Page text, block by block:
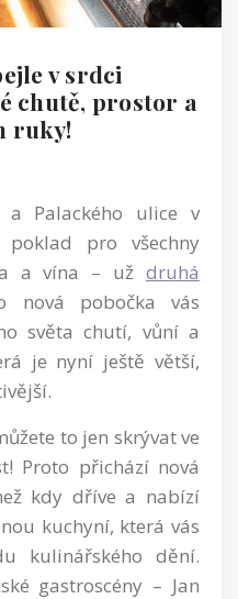
v srdci
chutě, prostor a
ruky!
a Palackého ulice v
pro všechny
a vína – už druhá
nová pobočka vás
světa chutí, vůní a
je nyní ještě větší,
to jen skrývat ve
Proto přichází nová
kdy dříve a nabízí
kuchyní, která vás
kulinářského dění.
gastroscény – Jan